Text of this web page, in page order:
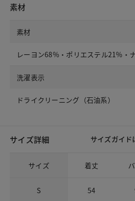
素材
素材
レーヨン68%・ポリエステル21%・
洗濯表示
ドライクリーニング（石油系）
サイズ詳細 サイズガイド
サイズ 着丈
S 54